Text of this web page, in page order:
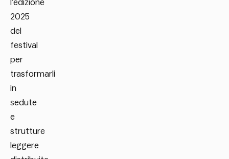
l’edizione
2025
del
festival
per
trasformarli
in
sedute
e
strutture
leggere